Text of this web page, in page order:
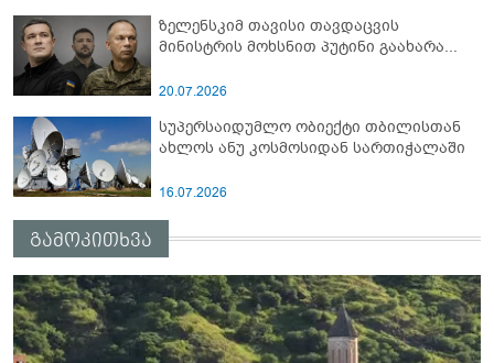
ზელენსკიმ თავისი თავდაცვის
მინისტრის მოხსნით პუტინი გაახარა...
20.07.2026
სუპერსაიდუმლო ობიექტი თბილისთან
ახლოს ანუ კოსმოსიდან სართიჭალაში
16.07.2026
გამოკითხვა